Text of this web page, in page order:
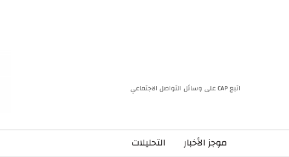
اتبع CAP على وسائل التواصل الاجتماعي
موجز الأخبار التحليلات